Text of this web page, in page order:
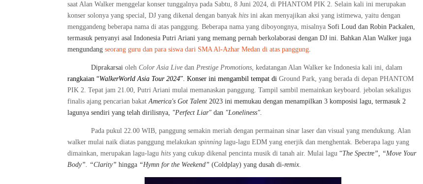
saat Alan Walker menggelar konser tunggalnya pada Sabtu, 8 Juni 2024, di PHANTOM PIK 2. Selain kali ini merupakan
konser solonya yang special, DJ yang dikenal dengan banyak hits ini akan menyajikan aksi yang istimewa, yaitu dengan
menggandeng beberapa nama di atas panggung. Beberapa nama yang diboyongnya, misalnya Sofi Loud dan Robin Packalen,
termasuk penyanyi asal Indonesia Putri Ariani yang memang pernah berkolaborasi dengan DJ ini. Bahkan Alan Walker juga
mengundang seorang guru dan para siswa dari SMA Al-Azhar Medan di atas panggung.
Diprakarsai oleh Color Asia Live dan Prestige Promotions, kedatangan Alan Walker ke Indonesia kali ini, dalam
rangkaian “WalkerWorld Asia Tour 2024”. Konser ini mengambil tempat di Ground Park, yang berada di depan PHANTOM
PIK 2. Tepat jam 21.00, Putri Ariani mulai memanaskan panggung. Tampil sambil memainkan keyboard. jebolan sekaligus
finalis ajang pencarian bakatAmerica's Got Talent 2023 ini memukau dengan menampilkan 3 komposisi lagu, termasuk 2
lagunya sendiri yang telah dirilisnya, "Perfect Liar" dan "Loneliness".
Pada pukul 22.00 WIB, panggung semakin meriah dengan permainan sinar laser dan visual yang mendukung. Alan
walker mulai naik diatas panggung melakukan spinning lagu-lagu EDM yang enerjik dan menghentak. Beberapa lagu yang
dimainkan, merupakan lagu-lagu hits yang cukup dikenal pencinta musik di tanah air. Mulai lagu “The Spectre”, “Move Your
Body”. “Clarity” hingga “Hymn for the Weekend” (Coldplay) yang dusah di-remix.